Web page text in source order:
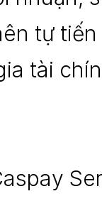
tự
tài